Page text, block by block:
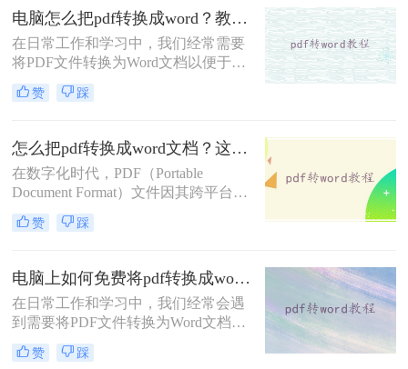
将PDF文件转换为Word文档成为了一
个常见的需求。那么文件pdf转word怎
么转呢？本文将详细介绍几种PDF转
Word的高效转换方法，帮助您轻松应
对这一挑战。
电脑怎么把pdf转换成word？教你4种简单方法！
在日常工作和学习中，我们经常需要
将PDF文件转换为Word文档以便于编
辑和修改。那么电脑怎么把pdf转换成
word呢？下是一些常用的方法，帮助
赞 踩
怎么把pdf转换成word文档？这四种转换方法快来看！
在数字化时代，PDF（Portable
Document Format）文件因其跨平台兼
容性和保护文档内容不被轻易修改的
特性而广受欢迎。然而，在某些情况
Word文档（.docx或.doc），以便进行
编辑、修改或格式调整。那么怎么把
pdf转换成word文档呢？本文将详细介
绍几种将PDF转换成Word文档的方
法，帮助您轻松完成这一任务。
赞 踩
电脑上如何免费将pdf转换成word？这三种方法你可以试试！
在日常工作和学习中，我们经常会遇
到需要将PDF文件转换为Word文档的
情况，以便进行编辑、修改或格式调
整。虽然市面上有许多专业的PDF转
赞 踩